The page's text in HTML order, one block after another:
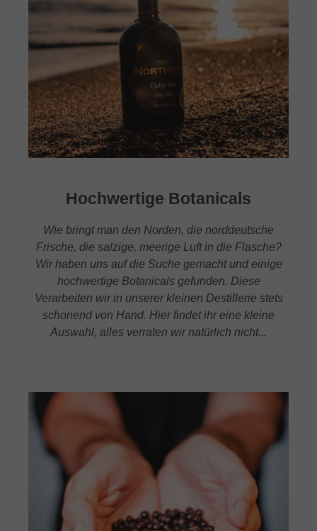
Hochwertige Botanicals
Wie bringt man den Norden, die norddeutsche
Frische, die salzige, meerige Luft in die Flasche?
Wir haben uns auf die Suche gemacht und einige
hochwertige Botanicals gefunden. Diese
Verarbeiten wir in unserer kleinen Destillerie stets
schonend von Hand. Hier findet ihr eine kleine
Auswahl, alles verraten wir natürlich nicht...